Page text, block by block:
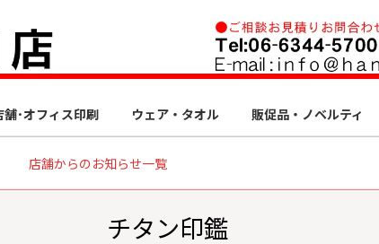
舗･オフィス印刷 ウェア・タオル 販促品・ノベルティ
店舗からのお知らせ一覧
チタン印鑑